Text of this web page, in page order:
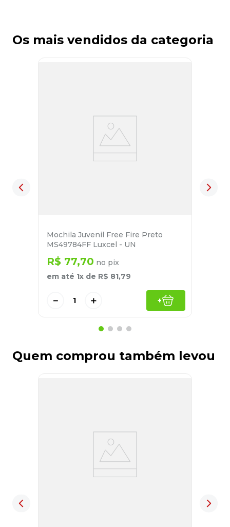
Os mais vendidos da categoria
Mochila Juvenil Free Fire Preto
MS49784FF Luxcel - UN
R$ 77,70 no pix
em até 1x de R$ 81,79
＋
－ +
Quem comprou também levou